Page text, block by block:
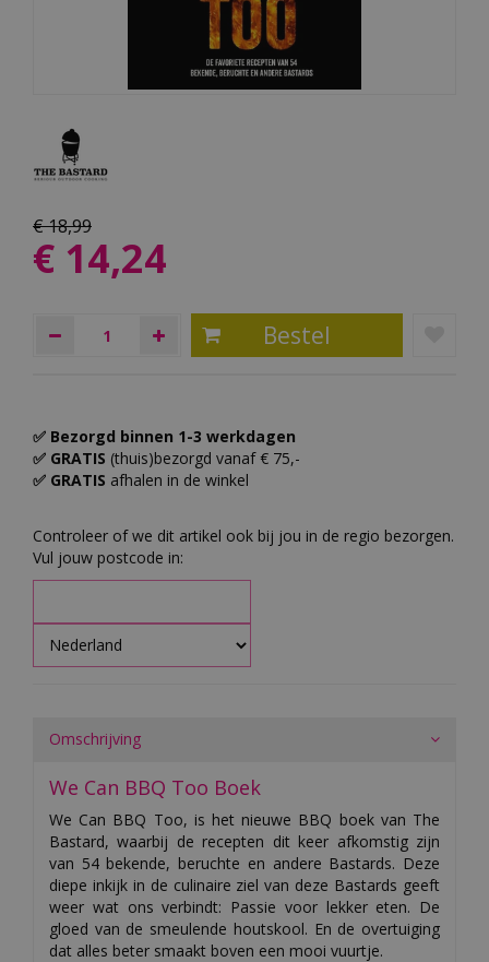
€18,99
€ 14,24
✅ Bezorgd binnen 1-3 werkdagen
✅ GRATIS (thuis)bezorgd vanaf € 75,-
✅ GRATIS afhalen in de winkel
Controleer of we dit artikel ook bij jou in de regio bezorgen.
Vul jouw postcode in:
Omschrijving
We Can BBQ Too Boek
We Can BBQ Too, is het nieuwe BBQ boek van The
Bastard, waarbij de recepten dit keer afkomstig zijn
van 54 bekende, beruchte en andere Bastards. Deze
diepe inkijk in de culinaire ziel van deze Bastards geeft
weer wat ons verbindt: Passie voor lekker eten. De
gloed van de smeulende houtskool. En de overtuiging
dat alles beter smaakt boven een mooi vuurtje.